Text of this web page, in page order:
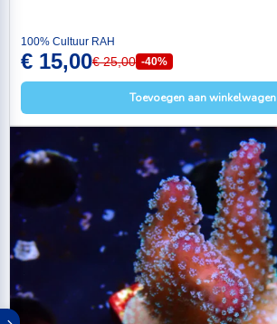
100% Cultuur RAH
€ 15,00€ 25,00 -40%
Toevoegen aan winkelwagen